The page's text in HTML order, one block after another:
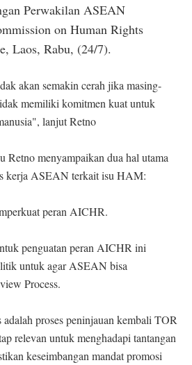
Perwakilan ASEAN
on Human Rights
Laos, Rabu, (24/7).
akan semakin cerah jika masing-
memiliki komitmen kuat untuk
lanjut Retno
Retno menyampaikan dua hal utama
kerja ASEAN terkait isu HAM:
peran AICHR.
penguatan peran AICHR ini
untuk agar ASEAN bisa
Process.
proses peninjauan kembali TOR
relevan untuk menghadapi tantangan
keseimbangan mandat promosi